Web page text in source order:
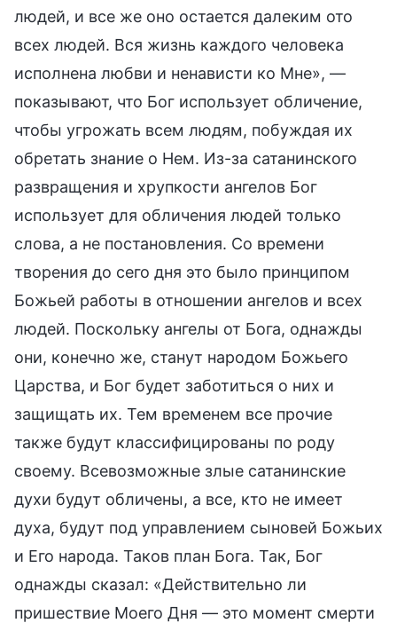
людей, и все же оно остается далеким ото
всех людей. Вся жизнь каждого человека
исполнена любви и ненависти ко Мне», —
показывают, что Бог использует обличение,
чтобы угрожать всем людям, побуждая их
обретать знание о Нем. Из-за сатанинского
развращения и хрупкости ангелов Бог
использует для обличения людей только
слова, а не постановления. Со времени
творения до сего дня это было принципом
Божьей работы в отношении ангелов и всех
людей. Поскольку ангелы от Бога, однажды
они, конечно же, станут народом Божьего
Царства, и Бог будет заботиться о них и
защищать их. Тем временем все прочие
также будут классифицированы по роду
своему. Всевозможные злые сатанинские
духи будут обличены, а все, кто не имеет
духа, будут под управлением сыновей Божьих
и Его народа. Таков план Бога. Так, Бог
однажды сказал: «Действительно ли
пришествие Моего Дня — это момент смерти